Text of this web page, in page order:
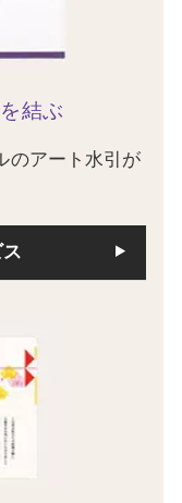
結ぶ
のアート水引が